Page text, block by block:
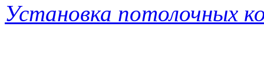
Установка потолочных